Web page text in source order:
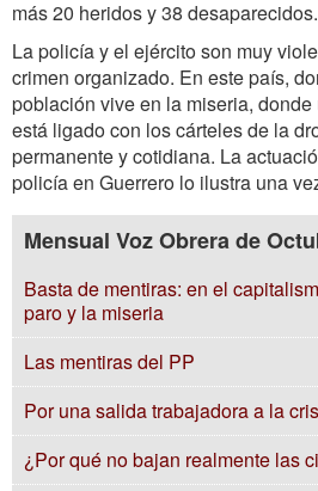
más 20 heridos y 38 desaparecidos.
La policía y el ejército son muy
crimen organizado. En este país,
población vive en la miseria,
está ligado con los cárteles de la
permanente y cotidiana. La
policía en Guerrero lo ilustra una
Mensual Voz Obrera de
Basta de mentiras: en el
paro y la miseria
Las mentiras del PP
Por una salida trabajadora a la
¿Por qué no bajan realmente las